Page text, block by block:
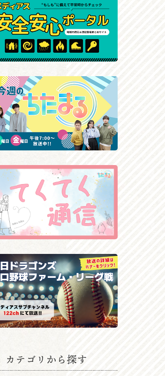
カテゴリから探す